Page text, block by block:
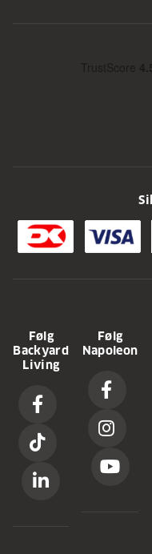
Følg
Backyard
Living
Følg
Napoleon